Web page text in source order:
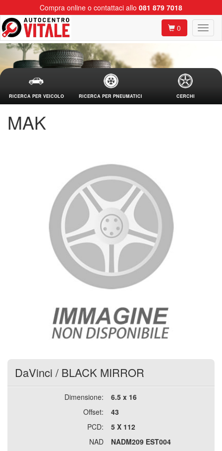
Compra online o contattaci allo 081 879 7018
0
RICERCA PER VEICOLO RICERCA PER PNEUMATICI CERCHI
MAK
DaVinci / BLACK MIRROR
Dimensione:
6.5 x 16
Offset:
43
PCD:
5 X 112
NAD
NADM209 EST004